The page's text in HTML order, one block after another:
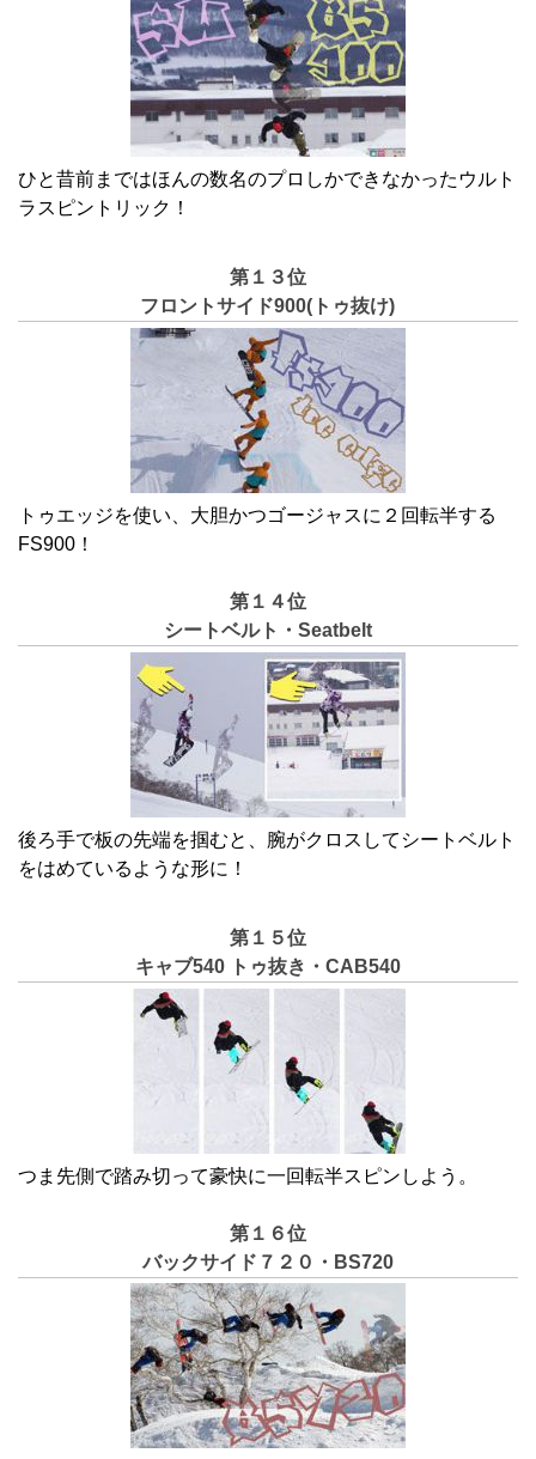
ひと昔前まではほんの数名のプロしかできなかったウルト
ラスピントリック！
第１３位
フロントサイド900(トゥ抜け)
トゥエッジを使い、大胆かつゴージャスに２回転半する
FS900！
第１４位
シートベルト・Seatbelt
後ろ手で板の先端を掴むと、腕がクロスしてシートベルト
をはめているような形に！
第１５位
キャブ540 トゥ抜き・CAB540
つま先側で踏み切って豪快に一回転半スピンしよう。
第１６位
バックサイド７２０・BS720